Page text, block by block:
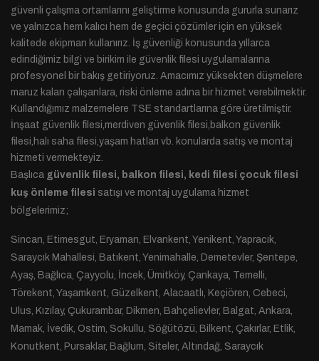
güvenli çalışma ortamlarını geliştirme konusunda gururla sunarız
ve yalnızca hem kalıcı hem de geçici çözümler için en yüksek
kalitede ekipman kullanırız. İş güvenliği konusunda yıllarca
edindiğimiz bilgi ve birikim ile güvenlik filesi uygulamalarına
profesyonel bir bakış getiriyoruz. Amacımız yüksekten düşmelere
maruz kalan çalışanlara, riski önleme adına bir hizmet verebilmektir.
Kullandığımız malzemelere TSE standartlarına göre üretilmiştir.
İnşaat güvenlik filesi,merdiven güvenlik filesi,balkon güvenlik
filesi,halı saha filesi,yaşam hatları vb. konularda satış ve montaj
hizmeti vermekteyiz.
Başlıca güvenlik filesi, balkon filesi, kedi filesi çocuk filesi
kuş önleme filesi satışı ve montaj uygulama hizmet
bölgelerimiz;
Sincan, Etimesgut, Eryaman, Elvankent, Yenikent, Yapracık,
Saraycık Mahallesi, Batıkent, Yenimahalle, Demetevler, Şentepe,
Ayaş, Bağlıca, Çayyolu, İncek, Ümitköy, Çankaya, Temelli,
Törekent, Yaşamkent, Güzelkent, Alacaatlı, Keçiören, Cebeci,
Ulus, Kızılay, Çukurambar, Dikmen, Bahçelievler, Balgat, Ankara,
Mamak, İvedik, Ostim, Sokullu, Söğütözü, Bilkent, Çakırlar, Etlik,
Konutkent, Pursaklar, Bağlum, Siteler, Altındağ, Saraycık